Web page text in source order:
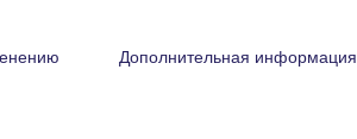
Дополнительная информация